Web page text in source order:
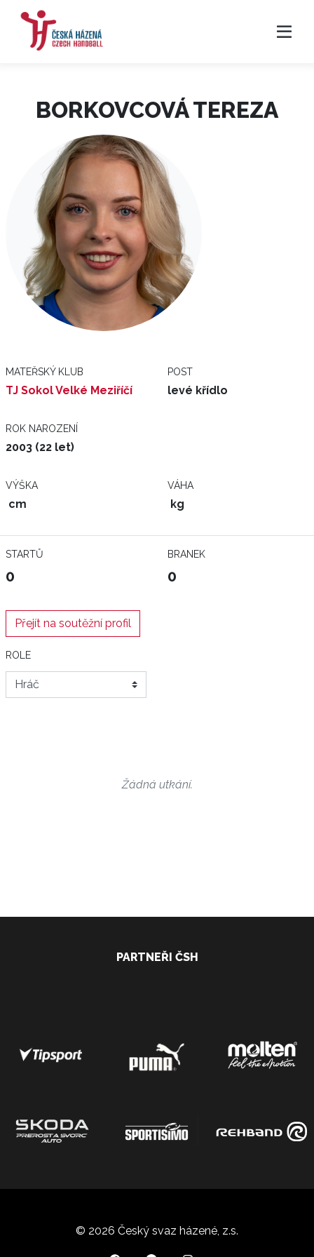
BORKOVCOVÁ TEREZA
MATEŘSKÝ KLUB
TJ Sokol Velké Meziříčí
POST
levé křídlo
ROK NAROZENÍ
2003 (22 let)
VÝŠKA
cm
VÁHA
kg
STARTŮ
0
BRANEK
0
Přejít na soutěžní profil
ROLE
Žádná utkání.
PARTNEŘI ČSH
© 2026 Český svaz házené, z.s.